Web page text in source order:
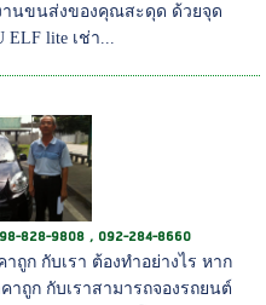
านขนส่งของคุณสะดุด ด้วยจุด
ELF lite เช่า...
828-9808 , 092-284-8660
ถูก กับเรา ต้องทำอย่างไร หาก
าถูก กับเราสามารถจองรถยนต์